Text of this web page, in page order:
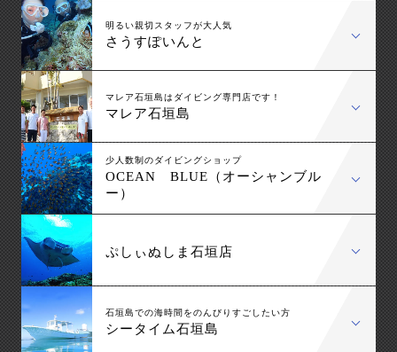
明るい親切スタッフが大人気
さうすぽいんと
マレア石垣島はダイビング専門店です！
マレア石垣島
少人数制のダイビングショップ
OCEAN BLUE（オーシャンブル
ー）
ぷしぃぬしま石垣店
石垣島での海時間をのんびりすごしたい方
シータイム石垣島